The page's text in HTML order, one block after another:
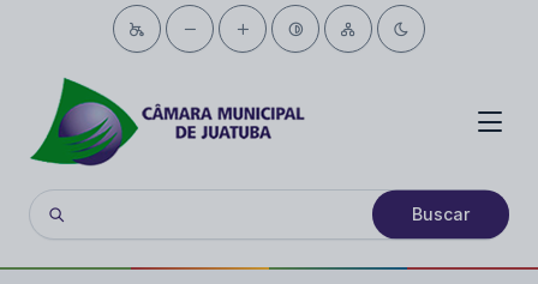
Buscar